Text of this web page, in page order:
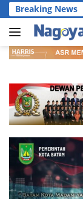
Langsung
ke
konten
Breaking News
121 Personel